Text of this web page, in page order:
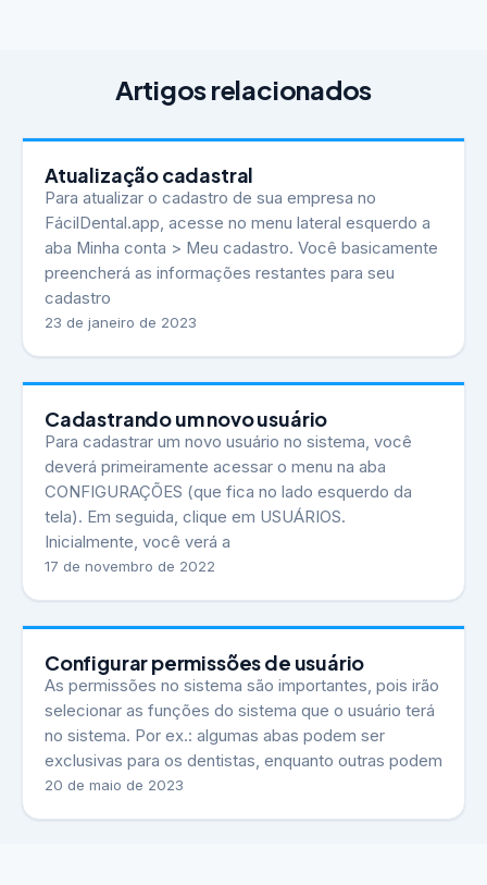
Artigos relacionados
Atualização cadastral
Para atualizar o cadastro de sua empresa no
FácilDental.app, acesse no menu lateral esquerdo a
aba Minha conta > Meu cadastro. Você basicamente
preencherá as informações restantes para seu
cadastro
23 de janeiro de 2023
Cadastrando um novo usuário
Para cadastrar um novo usuário no sistema, você
deverá primeiramente acessar o menu na aba
CONFIGURAÇÕES (que fica no lado esquerdo da
tela). Em seguida, clique em USUÁRIOS.
Inicialmente, você verá a
17 de novembro de 2022
Configurar permissões de usuário
As permissões no sistema são importantes, pois irão
selecionar as funções do sistema que o usuário terá
no sistema. Por ex.: algumas abas podem ser
exclusivas para os dentistas, enquanto outras podem
20 de maio de 2023